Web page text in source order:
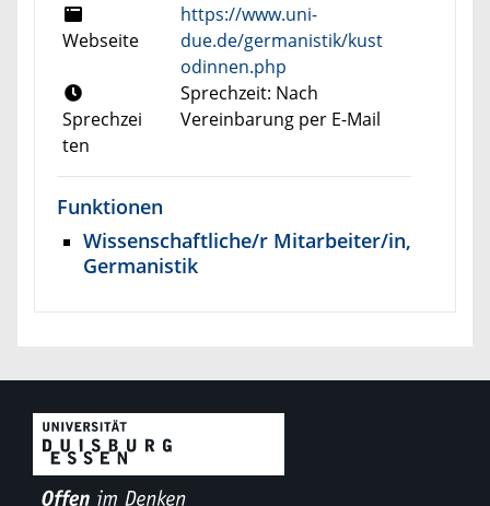
Webseite
https://www.uni-
due.de/germanistik/kust
odinnen.php
Sprechzei
ten
Sprechzeit: Nach
Vereinbarung per E-Mail
Funktionen
Wissenschaftliche/r Mitarbeiter/in,
Germanistik